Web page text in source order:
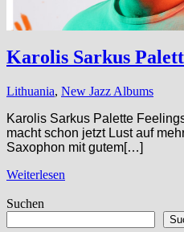
Karolis Sarkus
Lithuania, New Jazz Albums
Karolis Sarkus Palette
macht schon jetzt Lust auf
Saxophon mit gutem[…]
Weiterlesen
Suchen